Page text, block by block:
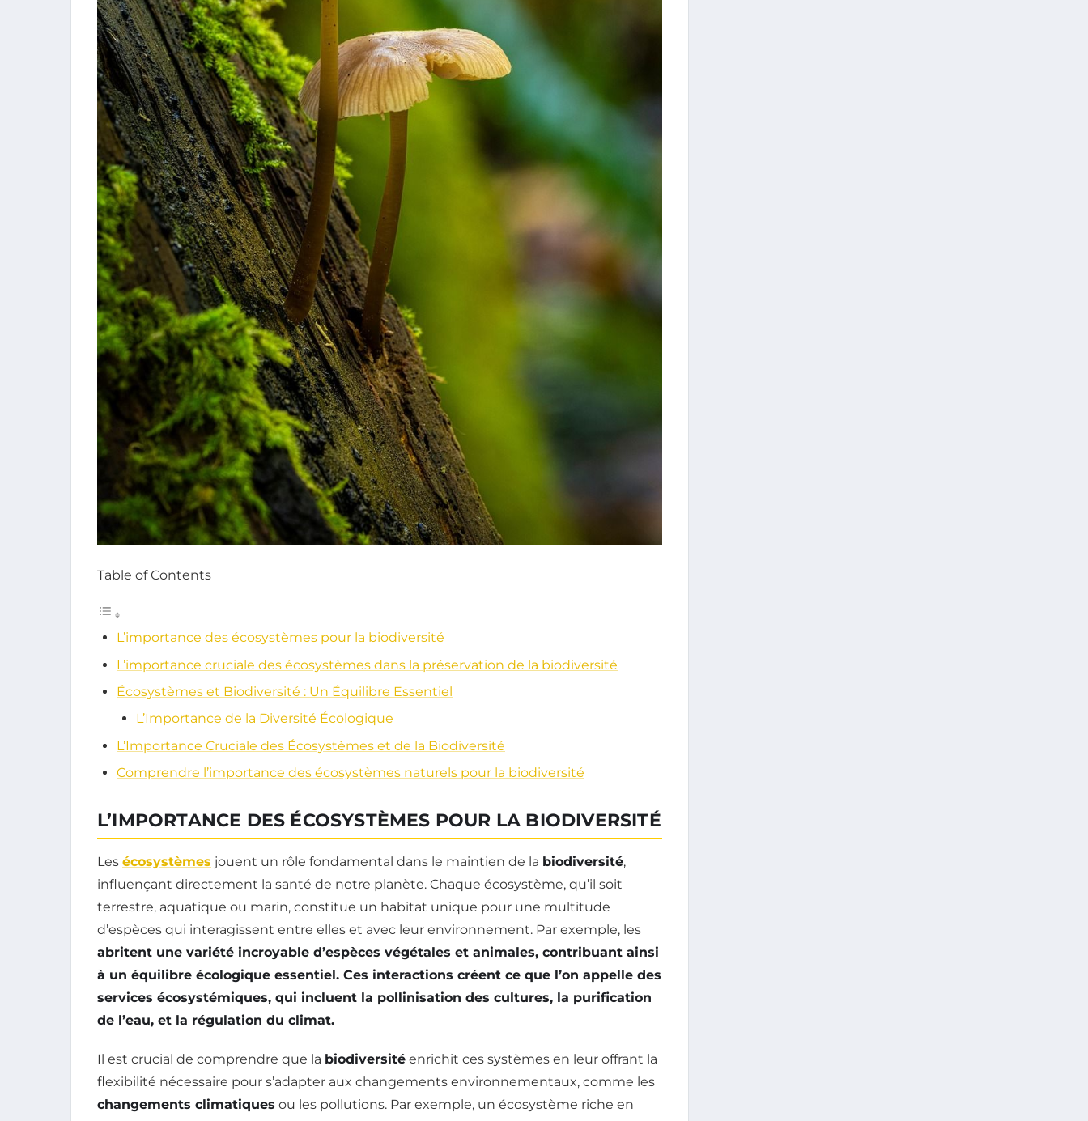
Table of Contents
L’importance des écosystèmes pour la biodiversité
L’importance cruciale des écosystèmes dans la préservation de la biodiversité
Écosystèmes et Biodiversité : Un Équilibre Essentiel
L’Importance de la Diversité Écologique
L’Importance Cruciale des Écosystèmes et de la Biodiversité
Comprendre l’importance des écosystèmes naturels pour la biodiversité
L’IMPORTANCE DES ÉCOSYSTÈMES POUR LA BIODIVERSITÉ
Les écosystèmes jouent un rôle fondamental dans le maintien de la biodiversité,
influençant directement la santé de notre planète. Chaque écosystème, qu’il soit
terrestre, aquatique ou marin, constitue un habitat unique pour une multitude
d’espèces qui interagissent entre elles et avec leur environnement. Par exemple, les
abritent une variété incroyable d’espèces végétales et animales, contribuant ainsi
à un équilibre écologique essentiel. Ces interactions créent ce que l’on appelle des
services écosystémiques, qui incluent la pollinisation des cultures, la purification
de l’eau, et la régulation du climat.
Il est crucial de comprendre que la biodiversité enrichit ces systèmes en leur offrant la
flexibilité nécessaire pour s’adapter aux changements environnementaux, comme les
changements climatiques ou les pollutions. Par exemple, un écosystème riche en